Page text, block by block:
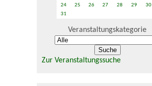
24
25 26 27 28 29
30
31
Veranstaltungskategorie
Zur Veranstaltungssuche